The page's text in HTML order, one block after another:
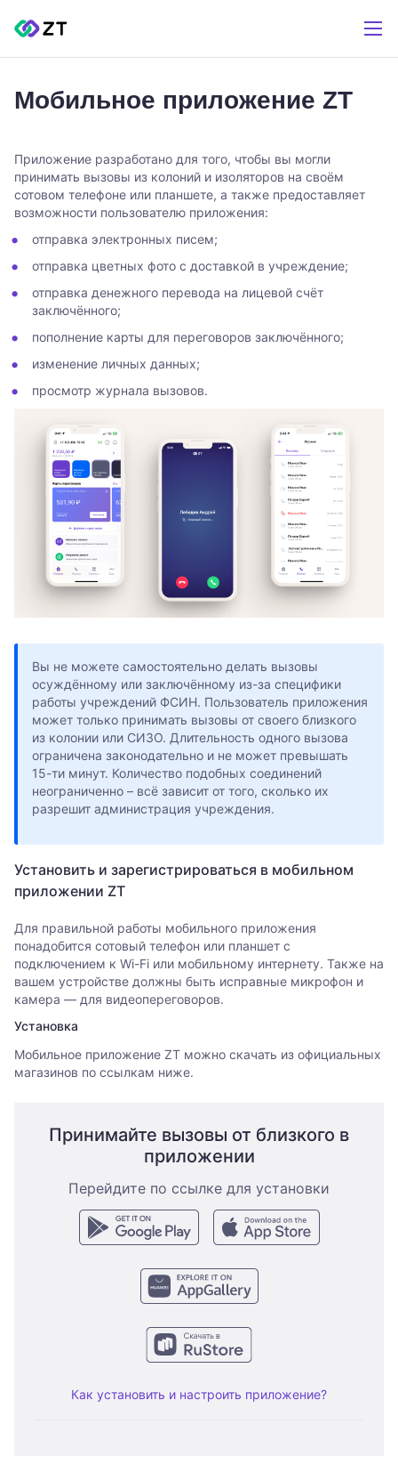
Мобильное приложение ZT
Приложение разработано для того, чтобы вы могли
принимать вызовы из колоний и изоляторов на своём
сотовом телефоне или планшете, а также предоставляет
возможности пользователю приложения:
отправка электронных писем;
отправка цветных фото с доставкой в учреждение;
отправка денежного перевода на лицевой счёт
заключённого;
пополнение карты для переговоров заключённого;
изменение личных данных;
просмотр журнала вызовов.
Вы не можете самостоятельно делать вызовы
осуждённому или заключённому из-за специфики
работы учреждений ФСИН. Пользователь приложения
может только принимать вызовы от своего близкого
из колонии или СИЗО. Длительность одного вызова
ограничена законодательно и не может превышать
15-ти минут. Количество подобных соединений
неограниченно – всё зависит от того, сколько их
разрешит администрация учреждения.
Установить и зарегистрироваться в мобильном
приложении ZT
Для правильной работы мобильного приложения
понадобится сотовый телефон или планшет с
подключением к Wi-Fi или мобильному интернету. Также на
вашем устройстве должны быть исправные микрофон и
камера — для видеопереговоров.
Установка
Мобильное приложение ZT можно скачать из официальных
магазинов по ссылкам ниже.
Принимайте вызовы от близкого в
приложении
Перейдите по ссылке для установки
Как установить и настроить приложение?